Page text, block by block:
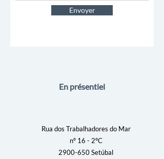
Envoyer
En présentiel
Rua dos Trabalhadores do Mar
nº 16 - 2ºC
2900-650Setúbal